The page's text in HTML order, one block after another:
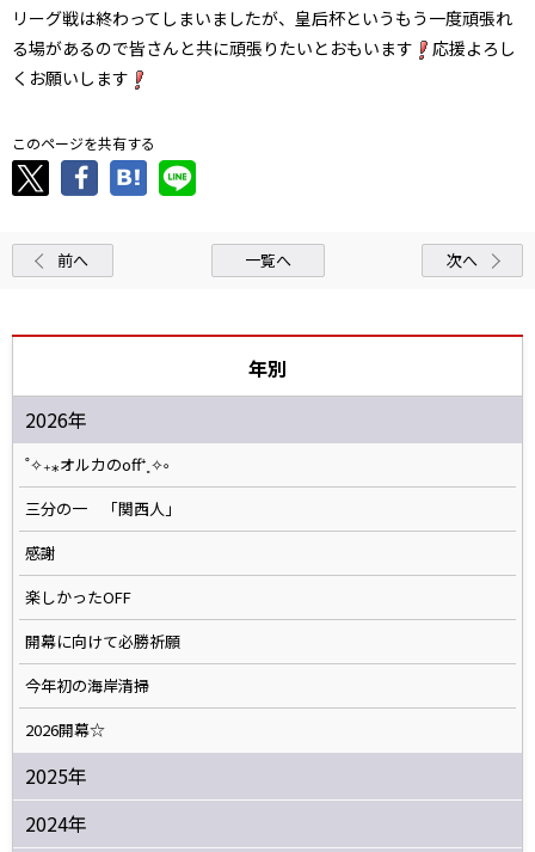
リーグ戦は終わってしまいましたが、皇后杯というもう一度頑張れ
る場があるので皆さんと共に頑張りたいとおもいます
応援よろし
くお願いします
このページを共有する
前へ 一覧へ 次へ
年別
2026年
˚✧₊⁎オルカのoff⁺˳✧༚
三分の一 「関西人」
感謝
楽しかったOFF
開幕に向けて必勝祈願
今年初の海岸清掃
2026開幕☆
2025年
2024年